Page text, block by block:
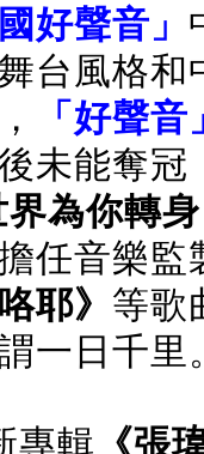
好聲音」
台風格
「好聲音
未能奪
界為你轉
任音樂監
耶》 等歌
一日千里
專輯 《張